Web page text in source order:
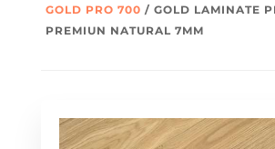
GOLD PRO 700 / GOLD LAMINATE
PREMIUN NATURAL 7MM